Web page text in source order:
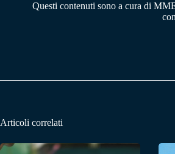
Questi contenuti sono a cura di
Articoli correlati